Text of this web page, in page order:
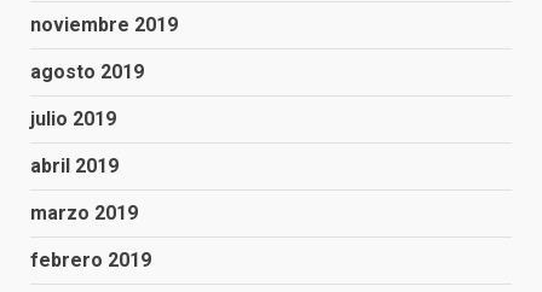
noviembre 2019
agosto 2019
julio 2019
abril 2019
marzo 2019
febrero 2019